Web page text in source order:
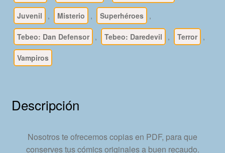
Vértice
–
Colección
Completa
7
Formato
Juvenil , Misterio , Superhéroes ,
Tebeo: Dan Defensor , Tebeo: Daredevil , Terror ,
Vampiros
Descripción
Nosotros te ofrecemos copias en PDF, para que
conserves tus cómics originales a buen recaudo.